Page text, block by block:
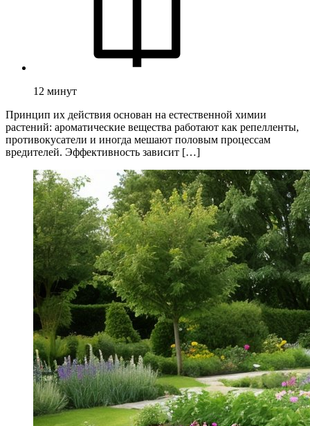
12 минут
Принцип их действия основан на естественной химии
растений: ароматические вещества работают как репелленты,
противокусатели и иногда мешают половым процессам
вредителей. Эффективность зависит […]